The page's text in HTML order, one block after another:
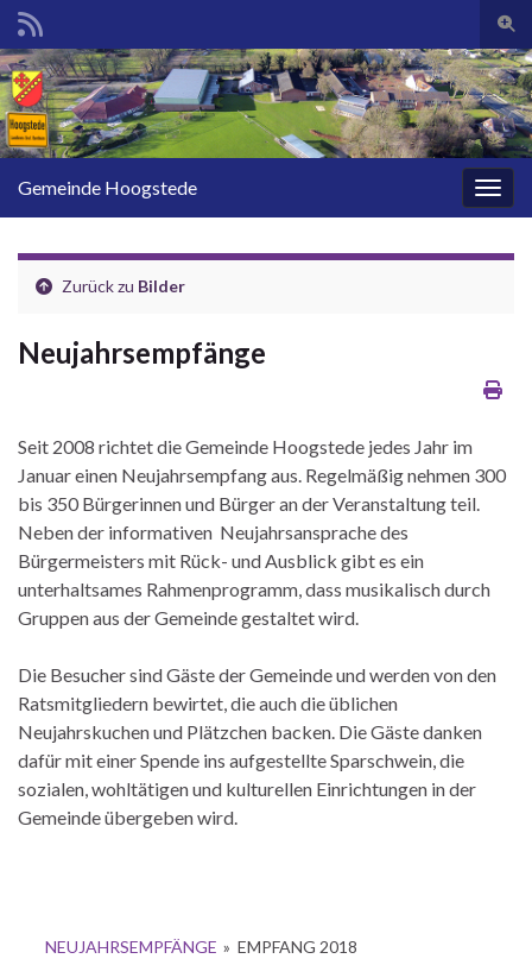
Search for:
Gemeinde Hoogstede
Zurück zu Bilder
Neujahrsempfänge
Seit 2008 richtet die Gemeinde Hoogstede jedes Jahr im
Januar einen Neujahrsempfang aus. Regelmäßig nehmen 300
bis 350 Bürgerinnen und Bürger an der Veranstaltung teil.
Neben der informativen Neujahrsansprache des
Bürgermeisters mit Rück- und Ausblick gibt es ein
unterhaltsames Rahmenprogramm, dass musikalisch durch
Gruppen aus der Gemeinde gestaltet wird.
Die Besucher sind Gäste der Gemeinde und werden von den
Ratsmitgliedern bewirtet, die auch die üblichen
Neujahrskuchen und Plätzchen backen. Die Gäste danken
dafür mit einer Spende ins aufgestellte Sparschwein, die
sozialen, wohltätigen und kulturellen Einrichtungen in der
Gemeinde übergeben wird.
NEUJAHRSEMPFÄNGE » EMPFANG 2018